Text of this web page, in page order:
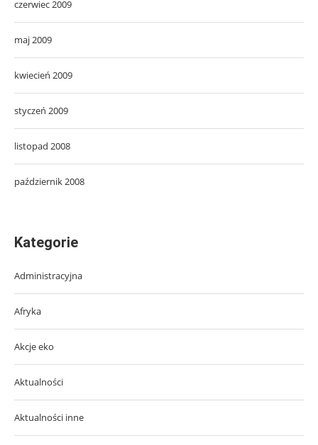
czerwiec 2009
maj 2009
kwiecień 2009
styczeń 2009
listopad 2008
październik 2008
Kategorie
Administracyjna
Afryka
Akcje eko
Aktualności
Aktualności inne